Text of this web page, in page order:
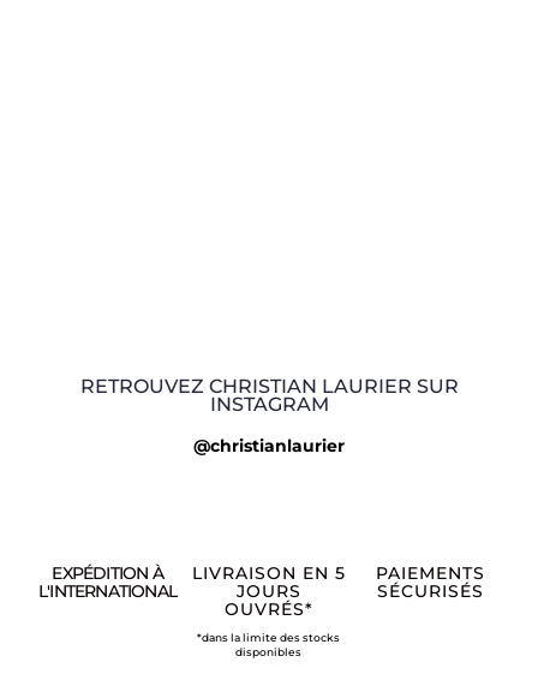
RETROUVEZ CHRISTIAN LAURIER SUR
INSTAGRAM
@christianlaurier
EXPÉDITION À
L'INTERNATIONAL
LIVRAISON EN 5
JOURS
OUVRÉS*
*dans la limite des stocks
disponibles
PAIEMENTS
SÉCURISÉS